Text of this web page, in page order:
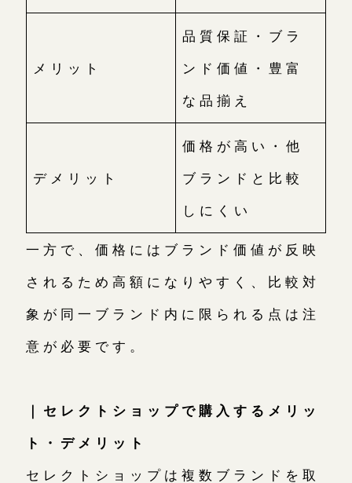
メリット
品質保証・ブラ
ンド価値・豊富
な品揃え
デメリット
価格が高い・他
ブランドと比較
しにくい
一方で、価格にはブランド価値が反映
されるため高額になりやすく、比較対
象が同一ブランド内に限られる点は注
意が必要です。
｜セレクトショップで購入するメリッ
ト・デメリット
セレクトショップは複数ブランドを取